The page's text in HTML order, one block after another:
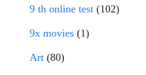
9 th online test (102)
9x movies (1)
Art (80)